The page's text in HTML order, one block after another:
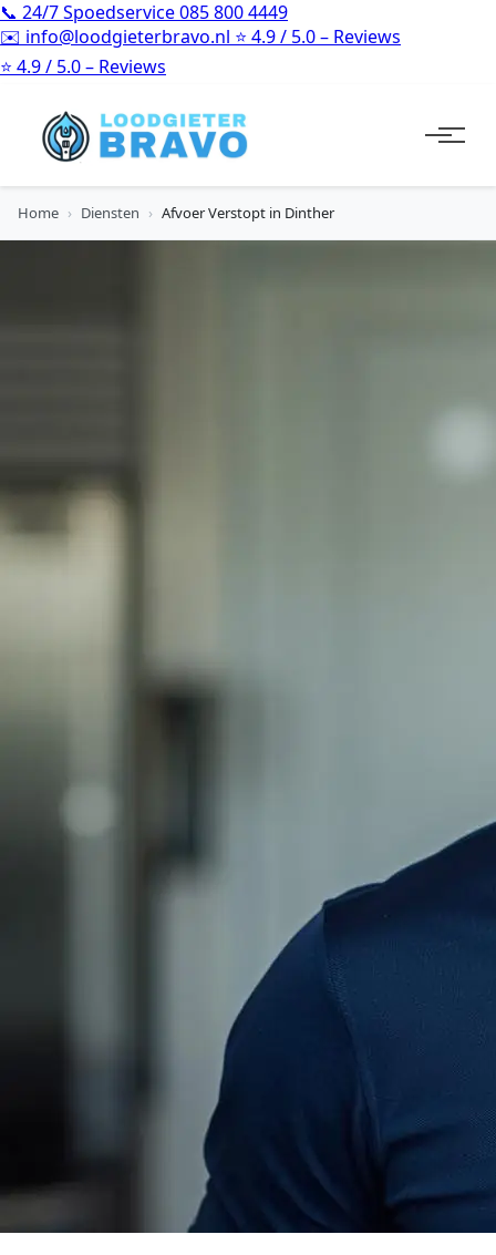
📞 24/7 Spoedservice085 800 4449
✉️ info@loodgieterbravo.nl ⭐ 4.9 / 5.0 – Reviews
⭐ 4.9 / 5.0 – Reviews
Home › Diensten › Afvoer Verstopt in Dinther